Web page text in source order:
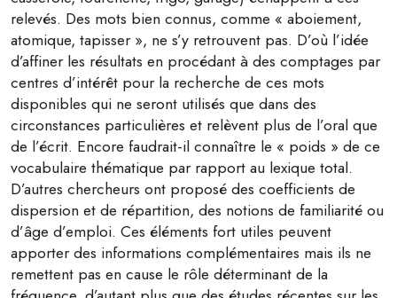
relevés. Des mots bien connus, comme « aboiement,
atomique, tapisser », ne s’y retrouvent pas. D’où l’idée
d’affiner les résultats en procédant à des comptages par
centres d’intérêt pour la recherche de ces mots
disponibles qui ne seront utilisés que dans des
circonstances particulières et relèvent plus de l’oral que
de l’écrit. Encore faudrait-il connaître le « poids » de ce
vocabulaire thématique par rapport au lexique total.
D’autres chercheurs ont proposé des coefficients de
dispersion et de répartition, des notions de familiarité ou
d’âge d’emploi. Ces éléments fort utiles peuvent
apporter des informations complémentaires mais ils ne
remettent pas en cause le rôle déterminant de la